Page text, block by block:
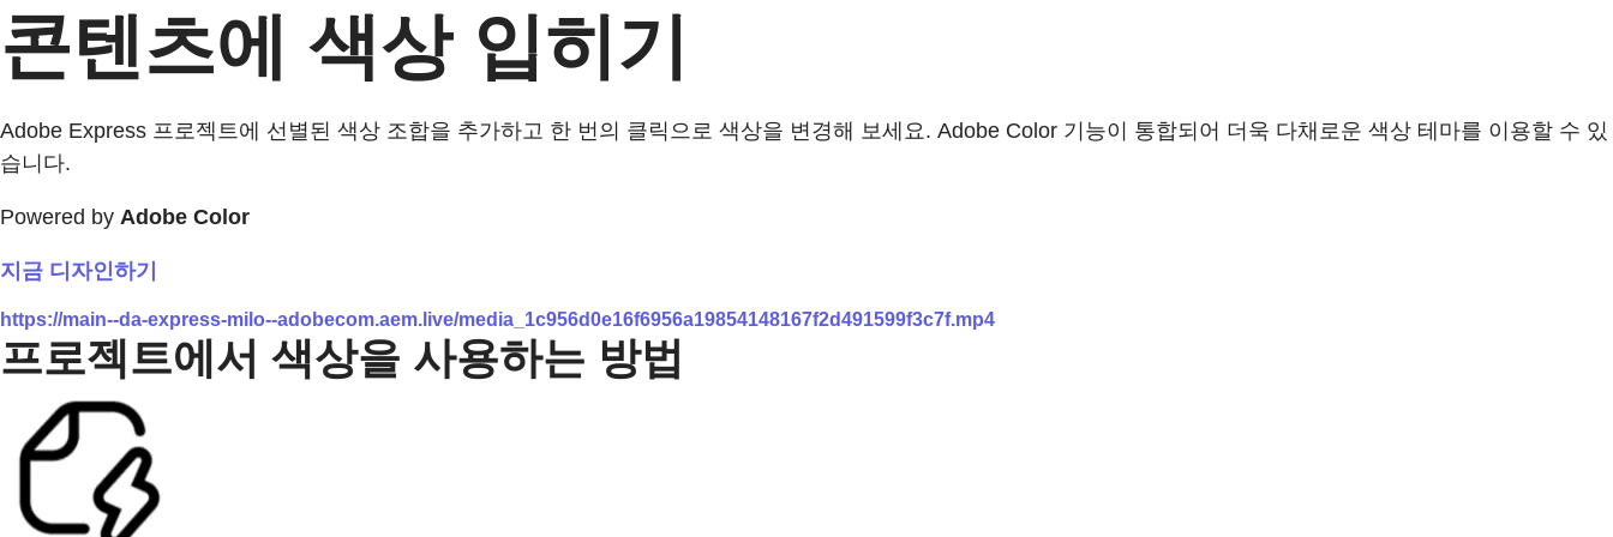
콘텐츠에 색상 입히기
Adobe Express 프로젝트에 선별된 색상 조합을 추가하고 한 번의 클릭으로 색상을 변경해 보세요. Adobe Color 기능이 통합되어 더욱 다채로운 색상 테마를 이용할 수 있
습니다.
Powered by Adobe Color
지금 디자인하기
https://main--da-express-milo--adobecom.aem.live/media_1c956d0e16f6956a19854148167f2d491599f3c7f.mp4
프로젝트에서 색상을 사용하는 방법